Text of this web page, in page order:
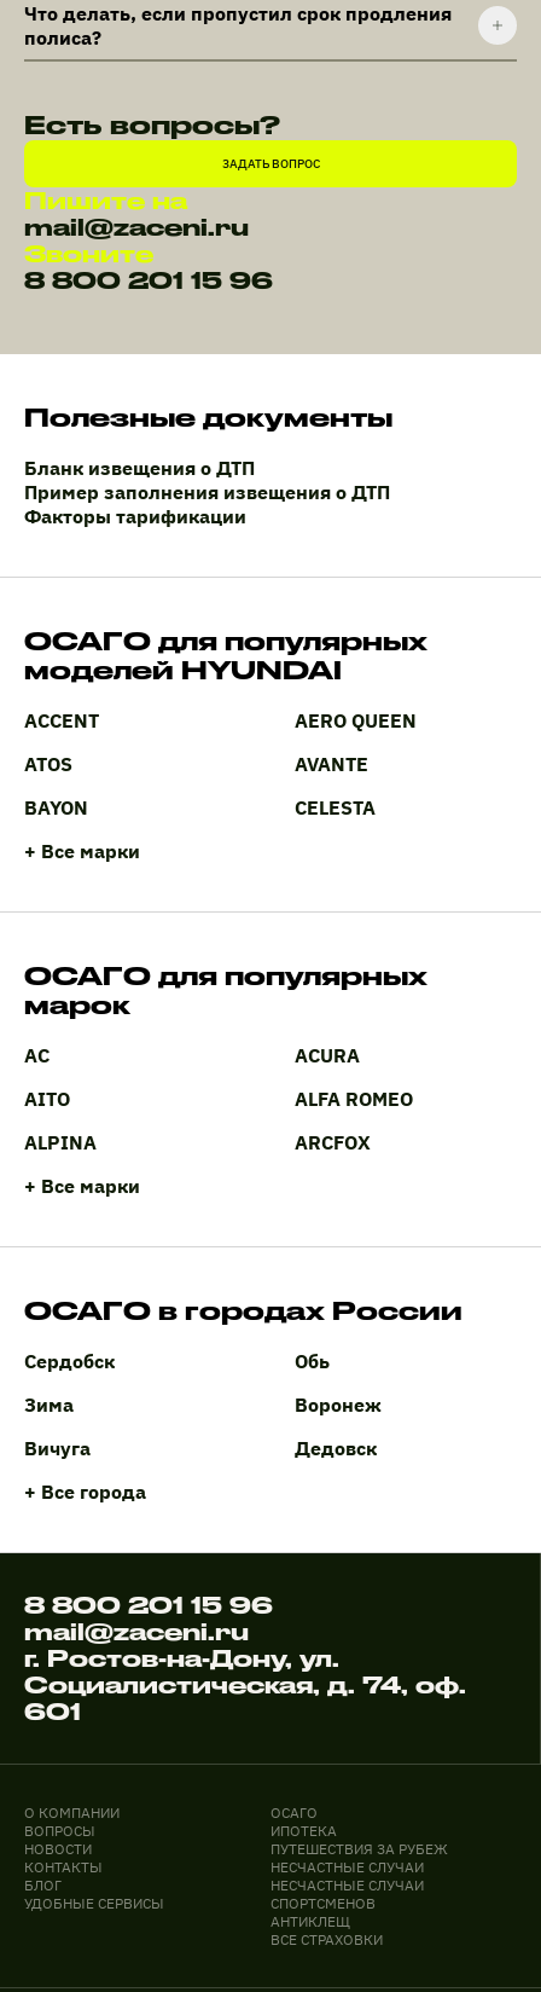
Что делать, если пропустил срок продления
полиса?
Есть вопросы?
ЗАДАТЬ ВОПРОС
Пишите на
mail@zaceni.ru
Звоните
8 800 201 15 96
Полезные документы
Бланк извещения о ДТП
Пример заполнения извещения о ДТП
Факторы тарификации
ОСАГО для популярных
моделей HYUNDAI
ACCENT
AERO QUEEN
ATOS
AVANTE
BAYON
CELESTA
+ Все марки
ОСАГО для популярных
марок
AC
ACURA
AITO
ALFA ROMEO
ALPINA
ARCFOX
+ Все марки
ОСАГО в городах России
Сердобск
Обь
Зима
Воронеж
Вичуга
Дедовск
+ Все города
8 800 201 15 96
mail@zaceni.ru
г. Ростов-на-Дону, ул.
Социалистическая, д. 74, оф.
601
О КОМПАНИИ
ВОПРОСЫ
НОВОСТИ
КОНТАКТЫ
БЛОГ
УДОБНЫЕ СЕРВИСЫ
ОСАГО
ИПОТЕКА
ПУТЕШЕСТВИЯ ЗА РУБЕЖ
НЕСЧАСТНЫЕ СЛУЧАИ
НЕСЧАСТНЫЕ СЛУЧАИ
СПОРТСМЕНОВ
АНТИКЛЕЩ
ВСЕ СТРАХОВКИ